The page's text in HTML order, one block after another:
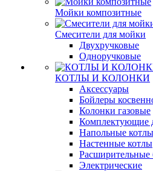
Мойки композитные
Смесители для мойки
Двухручковые
Одноручковые
КОТЛЫ И КОЛОНКИ
Аксессуары
Бойлеры
Колонки газовые
Комплектующие
Напольные котлы
Настенные котлы
Расширительные
Электрические